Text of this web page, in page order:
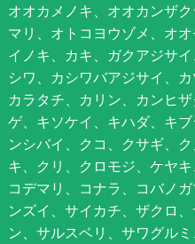
オオカメノキ、オオカンザ
マリ、オトコヨウゾメ、オ
イノキ、カキ、ガクアジサ
シワ、カシワバアジサイ、
カラタチ、カリン、カンヒ
ゲ、キソケイ、キハダ、キ
ンシバイ、クコ、クサギ、
キ、クリ、クロモジ、ケヤ
コデマリ、コナラ、コバノ
ンズイ、サイカチ、ザクロ
ン、サルスベリ、サワグル